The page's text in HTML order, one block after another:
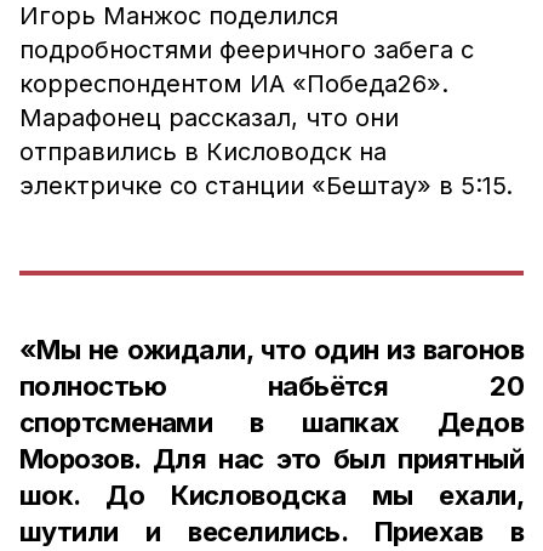
Игорь Манжос поделился
подробностями фееричного забега с
корреспондентом ИА «Победа26».
Марафонец рассказал, что они
отправились в Кисловодск на
электричке со станции «Бештау» в 5:15.
«Мы не ожидали, что один из вагонов
полностью набьётся 20
спортсменами в шапках Дедов
Морозов. Для нас это был приятный
шок. До Кисловодска мы ехали,
шутили и веселились. Приехав в